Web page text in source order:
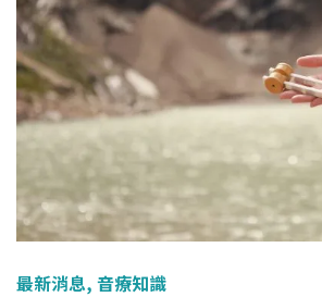
最新消息, 音療知識